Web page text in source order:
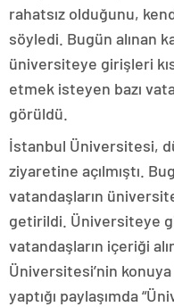
rahatsız olduğunu,
söyledi. Bugün alınan
üniversiteye girişleri
etmek isteyen bazı
görüldü.
İstanbul Üniversitesi,
ziyaretine açılmıştı.
vatandaşların
getirildi. Üniversiteye
vatandaşların içeriği
Üniversitesi’nin
yaptığı paylaşımda